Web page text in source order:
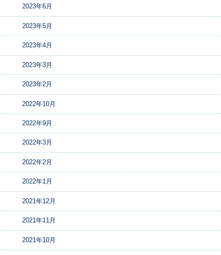
2023年6月
2023年5月
2023年4月
2023年3月
2023年2月
2022年10月
2022年9月
2022年3月
2022年2月
2022年1月
2021年12月
2021年11月
2021年10月